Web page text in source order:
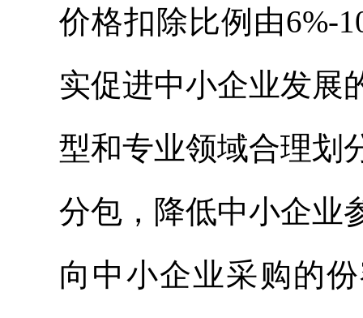
价格扣除比例由6%-
实促进中小企业发展
型和专业领域合理划
分包，降低中小企业
向中小企业采购的